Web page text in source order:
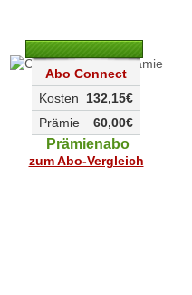
Abo Connect
132,15€
Kosten
60,00€
Prämie
Prämienabo
zum Abo-Vergleich